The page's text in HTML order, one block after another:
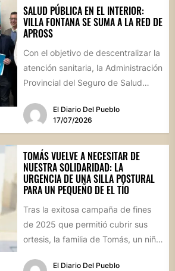
SALUD PÚBLICA EN EL INTERIOR:
VILLA FONTANA SE SUMA A LA RED DE
APROSS
Con el objetivo de descentralizar la
atención sanitaria, la Administración
Provincial del Seguro de Salud
de...
El Diario Del Pueblo
17/07/2026
TOMÁS VUELVE A NECESITAR DE
NUESTRA SOLIDARIDAD: LA
URGENCIA DE UNA SILLA POSTURAL
PARA UN PEQUEÑO DE EL TÍO
Tras la exitosa campaña de fines
de 2025 que permitió cubrir sus
ortesis, la familia de Tomás, un niño
El Diario Del Pueblo